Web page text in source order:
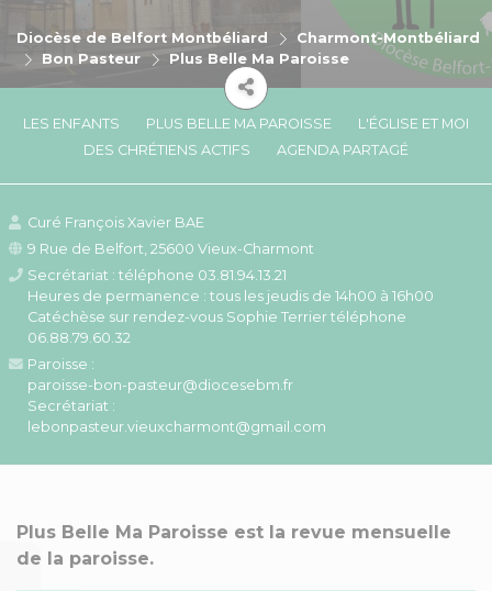
Diocèse de Belfort Montbéliard
Charmont-Montbéliard
Bon Pasteur
Plus Belle Ma Paroisse
LES ENFANTS PLUS BELLE MA PAROISSE
L'ÉGLISE ET MOI
DES CHRÉTIENS ACTIFS
AGENDA PARTAGÉ
Curé François Xavier BAE
9 Rue de Belfort, 25600 Vieux-Charmont
Secrétariat : téléphone 03.81.94.13.21
Heures de permanence : tous les jeudis de 14h00 à 16h00
Catéchèse sur rendez-vous Sophie Terrier téléphone
06.88.79.60.32
Paroisse :
paroisse-bon-pasteur@diocesebm.fr
Secrétariat :
lebonpasteur.vieuxcharmont@gmail.com
Plus Belle Ma Paroisse est la revue mensuelle
de la paroisse.